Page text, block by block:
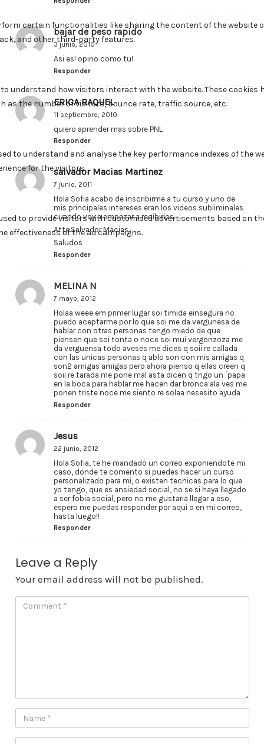
bajar de peso rapido
3 junio, 2010
Asi es! opino como tu!
Responder
ERICA RAQUEL
11 septiembre, 2010
quiero aprender mas sobre PNL
Responder
salvador Macias Martinez
7 junio, 2011
Hola Sofia acabo de inscribirme a tu curso y uno de
mis principales intereses eran los videos subliminales
cuando voy a empezar a recibirlos.
Atte.Salvador Macias
Saludos
Responder
MELINA N
7 mayo, 2012
Holaa weee em primer lugar soi timida einsegura no
puedo aceptarme por lo que soi me da vergunesa de
hablar con otras personas tengo miedo de que
piensen que soi tonta o noce soi mui vergonzoza me
da verguensa todo aveses me dices q soii re callada
con las unicas personas q ablo son con mis amigas q
son2 amigas amigas pero ahora pienso q ellas creen q
soii re tarada me pone mal asta dicen q tngo un ´papa
en la boca para hablar me hacen dar bronca ala ves me
ponen triste noce me siento re solaa nesesito ayuda
Responder
Jesus
22 junio, 2012
Hola Sofia, te he mandado un correo exponiendote mi
caso, donde te comento si puedes hacer un curso
personalizado para mi, o existen tecnicas para lo que
yo tengo, que es ansiedad social, no se si haya llegado
a ser fobia social, pero no me gustaria llegar a eso,
espero me puedas responder por aqui o en mi correo,
hasta luego!!
Responder
Leave a Reply
Your email address will not be published.